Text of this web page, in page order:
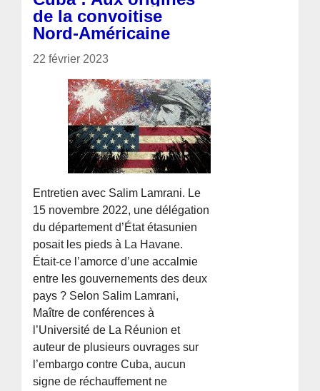
de la convoitise
Nord-Américaine
22 février 2023
Entretien avec Salim Lamrani. Le
15 novembre 2022, une délégation
du département d’État étasunien
posait les pieds à La Havane.
Était-ce l’amorce d’une accalmie
entre les gouvernements des deux
pays ? Selon Salim Lamrani,
Maître de conférences à
l’Université de La Réunion et
auteur de plusieurs ouvrages sur
l’embargo contre Cuba, aucun
signe de réchauffement ne